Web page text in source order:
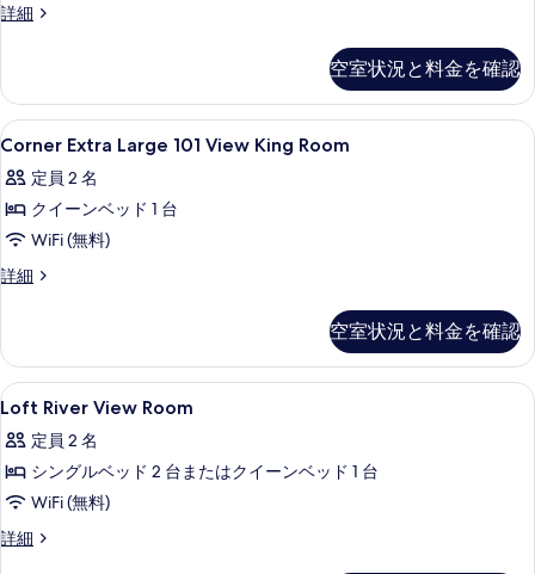
詳細
客
細
空室状況と料金を確認
Corner
Extra
Large
101
View
King
す
べ
て
の
写
真
を
セーフティボックス (室内)、デスク
5
Corner Extra Large 101 View King Room
定員 2 名
クイーンベッド 1 台
WiFi (無料)
詳細
Corner
View
King
Room
詳
細
空室状況と料金を確認
Loft
River
View
Room
の
す
セーフティボックス (室内)、デスク
7
Loft River View Room
定員 2 名
シングルベッド 2 台またはクイーンベッド 1 台
WiFi (無料)
詳細
Loft